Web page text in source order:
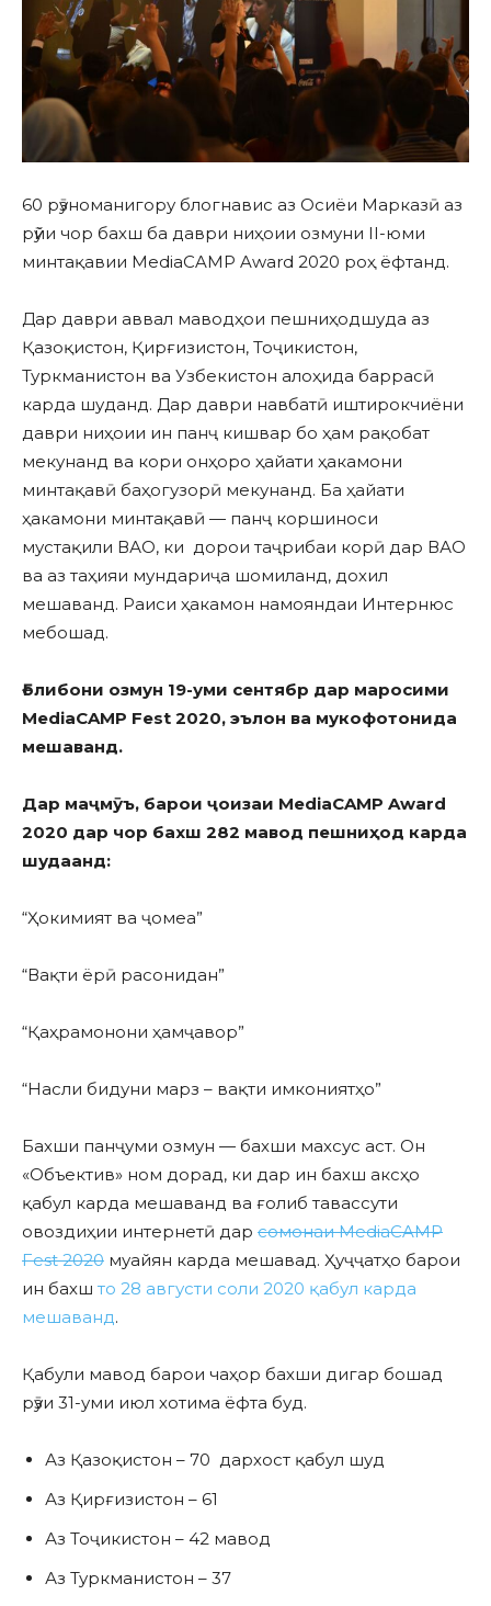
60 рӯзноманигору блогнавис аз Осиёи Марказӣ аз
рӯйи чор бахш ба даври ниҳоии озмуни II-юми
минтақавии MediaCAMP Award 2020 роҳ ёфтанд.
Дар даври аввал маводҳои пешниҳодшуда аз
Қазоқистон, Қирғизистон, Тоҷикистон,
Туркманистон ва Узбекистон алоҳида баррасӣ
карда шуданд. Дар даври навбатӣ иштирокчиёни
даври ниҳоии ин панҷ кишвар бо ҳам рақобат
мекунанд ва кори онҳоро ҳайати ҳакамони
минтақавӣ баҳогузорӣ мекунанд. Ба ҳайати
ҳакамони минтақавӣ — панҷ коршиноси
мустақили ВАО, ки дорои таҷрибаи корӣ дар ВАО
ва аз таҳияи мундариҷа шомиланд, дохил
мешаванд. Раиси ҳакамон намояндаи Интернюс
мебошад.
Ғолибони озмун 19-уми сентябр дар маросими
MediaCAMP Fest 2020, эълон ва мукофотонида
мешаванд.
Дар маҷмӯъ, барои ҷоизаи MediaCAMP Award
2020 дар чор бахш 282 мавод пешниҳод карда
шудаанд:
“Ҳокимият ва ҷомеа”
“Вақти ёрӣ расонидан”
“Қаҳрамонони ҳамҷавор”
“Насли бидуни марз – вақти имкониятҳо”
Бахши панҷуми озмун — бахши махсус аст. Он
«Объектив» ном дорад, ки дар ин бахш аксҳо
қабул карда мешаванд ва ғолиб тавассути
овоздиҳии интернетӣ дар сомонаи MediaCAMP
Fest 2020 муайян карда мешавад. Ҳуҷҷатҳо барои
ин бахш то 28 августи соли 2020 қабул карда
мешаванд.
Қабули мавод барои чаҳор бахши дигар бошад
рӯзи 31-уми июл хотима ёфта буд.
Аз Қазоқистон – 70 дархост қабул шуд
Аз Қирғизистон – 61
Аз Тоҷикистон – 42 мавод
Аз Туркманистон – 37